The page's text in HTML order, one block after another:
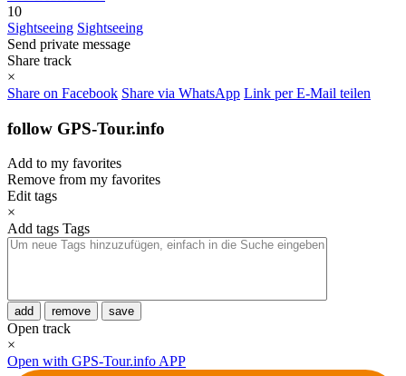
10
Sightseeing Sightseeing
Send private message
Share track
×
Share on Facebook Share via WhatsApp Link per E-Mail teilen
follow GPS-Tour.info
Add to my favorites
Remove from my favorites
Edit tags
×
Add tags Tags
add remove save
Open track
×
Open with GPS-Tour.info APP